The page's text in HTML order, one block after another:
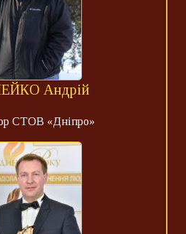
Андрій
СТОВ «Дніпро»